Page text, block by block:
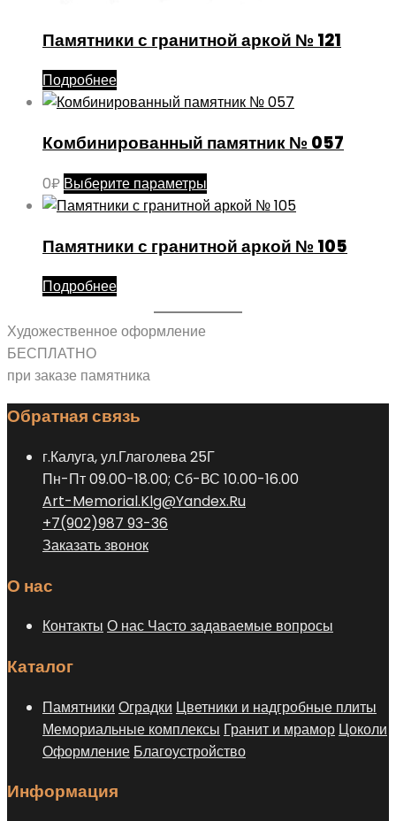
Памятники с гранитной аркой № 121
Подробнее
Комбинированный памятник № 057
0₽ Выберите параметры
товар
несколько
можно
товара.
Памятники с гранитной аркой № 105
Подробнее
Художественное оформление
БЕСПЛАТНО
при заказе памятника
Обратная связь
г.Калуга, ул.Глаголева 25Г
Пн-Пт 09.00-18.00; Сб-ВС 10.00-16.00
Art-Memorial.Klg@Yandex.Ru
+7(902)987 93-36
Заказать звонок
О нас
Контакты О нас Часто задаваемые вопросы
Каталог
Памятники Оградки Цветники и надгробные плиты
Мемориальные комплексы Гранит и мрамор Цоколи
Оформление Благоустройство
Информация